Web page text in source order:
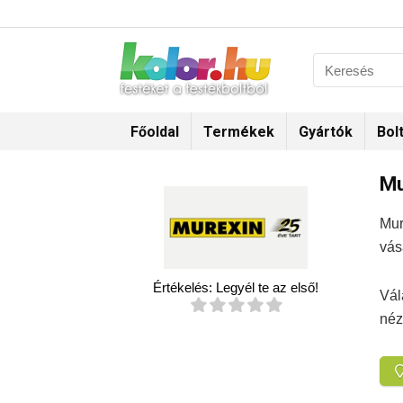
Főoldal Termékek Gyártók
Értékelés: Legyél te az első!